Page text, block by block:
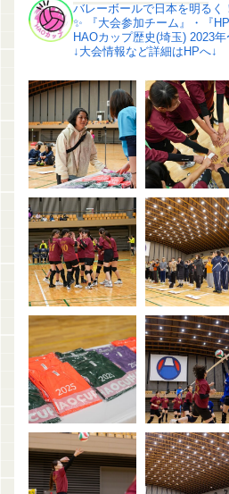
バレーボールで日本を明るく
✨️ 『大会参加チーム』・『
HAOカップ歴史(埼玉) 2023
↓大会情報など詳細はHPへ↓